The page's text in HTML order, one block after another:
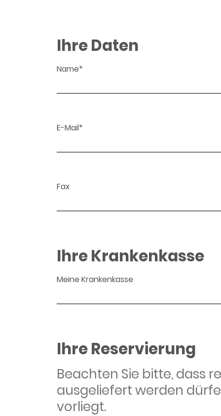
Ihre Daten
Name*
E-Mail*
Fax
Ihre Krankenkasse
Meine Krankenkasse
Ihre Reservierung
Beachten Sie bitte, dass
ausgeliefert werden
vorliegt.